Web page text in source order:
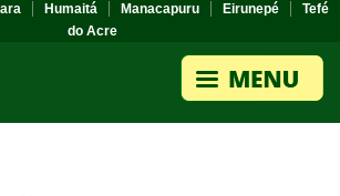
Humaitá Manacapuru Eirunepé
Tefé
do Acre